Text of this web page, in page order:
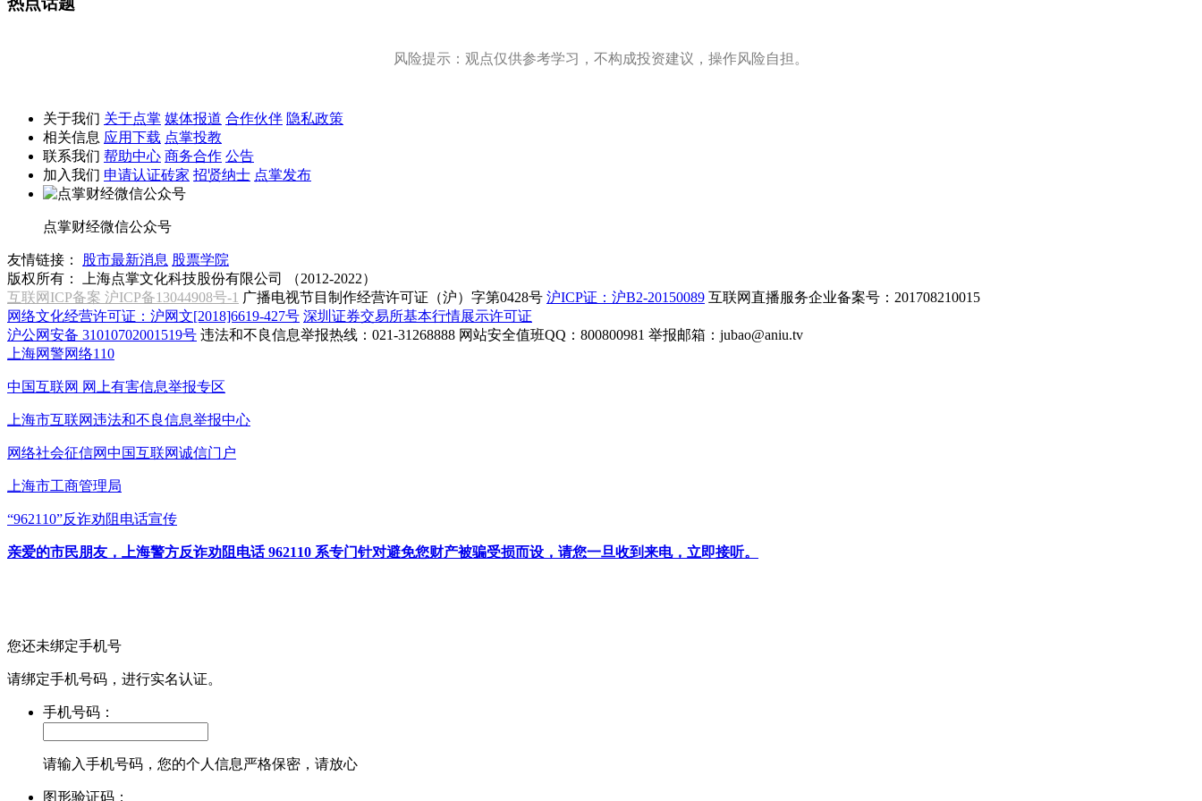
风险提示：观点仅供参考学习，不构成投资建议，操作风险自担。
关于我们 关于点掌 媒体报道 合作伙伴 隐私政策
相关信息 应用下载 点掌投教
联系我们 帮助中心 商务合作 公告
加入我们 申请认证砖家 招贤纳士 点掌发布
点掌财经微信公众号
友情链接： 股市最新消息 股票学院
版权所有：
上海点掌文化科技股份有限公司 （2012-2022）
互联网ICP备案 沪ICP备13044908号-1 广播电视节目制作经营许可证（沪）字第0428号 沪ICP证：沪B2-20150089 互联网直播服务企业备案号：201708210015
网络文化经营许可证：沪网文[2018]6619-427号 深圳证券交易所基本行情展示许可证
沪公网安备 31010702001519号 违法和不良信息举报热线：021-31268888 网站安全值班QQ：800800981 举报邮箱： jubao@aniu.tv
上海网警网络110
中国互联网 网上有害信息举报专区
上海市互联网违法和不良信息举报中心
网络社会征信网中国互联网诚信门户
上海市工商管理局
“962110”反诈劝阻电话宣传
亲爱的市民朋友，上海警方反诈劝阻电话 962110 系专门针对避免您财产被骗受损而设，请您一旦收到来电，立即接听。
您还未绑定手机号
请绑定手机号码，进行实名认证。
手机号码：
请输入手机号码，您的个人信息严格保密，请放心
图形验证码：